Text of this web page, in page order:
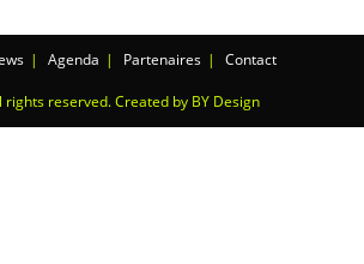
Agenda Partenaires Contact
reserved. Created by BY Design